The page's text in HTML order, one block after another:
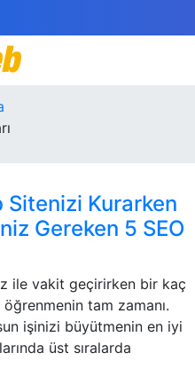
Sitenizi Kurarken
Gereken 5 SEO
ile vakit geçirirken bir kaç
tam zamanı.
işinizi büyütmenin en iyi
üst sıralarda